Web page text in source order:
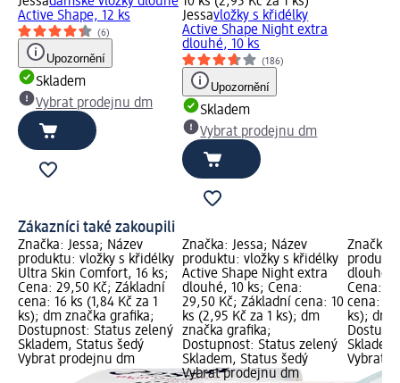
Active Shape, 12 ks
(6)
Upozornění
Skladem
Vybrat prodejnu dm
Jessavložky s křidélky
Active Shape Night extra
dlouhé, 10 ks
(186)
Upozornění
Skladem
Vybrat prodejnu dm
Zákazníci také zakoupili
Značka: Jessa; Název
produktu: vložky s křidélky
Ultra Skin Comfort, 16 ks;
Cena: 29,50 Kč; Základní
cena: 16 ks (1,84 Kč za 1
ks); dm značka grafika;
Dostupnost: Status zelený
Skladem, Status šedý
Vybrat prodejnu dm
Značka: Jessa; Název
produktu: vložky s křidélky
Active Shape Night extra
dlouhé, 10 ks; Cena:
29,50 Kč; Základní cena: 10
ks (2,95 Kč za 1 ks); dm
značka grafika;
Dostupnost: Status zelený
Skladem, Status šedý
Vybrat prodejnu dm
Značka:
dlouhé
Cena:
cena: 12
ks); dm
Vybrat